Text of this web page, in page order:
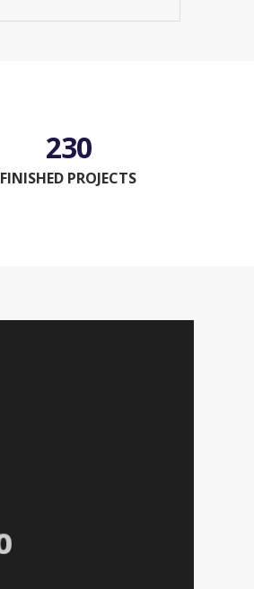
230
FINISHED PROJECTS